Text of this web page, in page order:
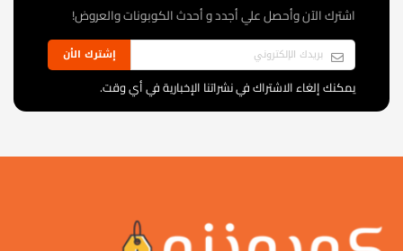
اشترك الآن وأحصل علي أجدد و أحدث الكوبونات والعروض!
إشترك الأن
يمكنك إلغاء الاشتراك في نشراتنا الإخبارية في أي وقت.